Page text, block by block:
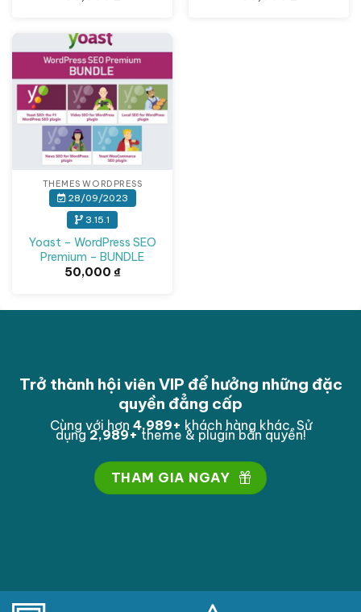
THEMES WORDPRESS
28/09/2023
3.15.1
Yoast – WordPress SEO
Premium – BUNDLE
50,000 ₫
Trở thành hội viên VIP để hưởng những đặc
quyền đẳng cấp
Cùng với hơn 4,993+ khách hàng khác. Sử
dụng2,993+theme & plugin bản quyền!
THAM GIA NGAY